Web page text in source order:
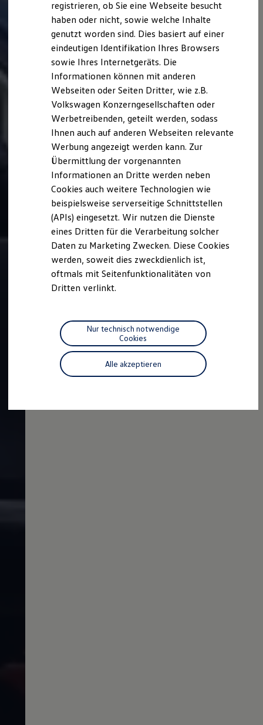
Driving Experience
Volkswagen entdecken
Werkbesichtigung
Lifestyle Shop
T-Roc Kollektion
Golf Kollektion
Volkswagen Kollektion
R-Kollektion
GTI Kollektion
Fußball Drop
we drive football
#wedriveproud
Besitzer und Service
myVolkswagen
Software Updates
Service und Ersatzteile
Inspektion und HU/AU
Reparaturen und Checks
Motorenöl und Flüssigkeiten
Räder und Reifen
Pannen- und Unfallhilfe
Economy Service
Volkswagen Teile
Zubehör
Modellspezifisches Zubehör
Individualisieren
Wallbox und Ladekabel
Digitale Extras
Dienste für Ihr Modell finden
Volkswagen Apps, Login und Shop
Handy und Fahrzeug verbinden
Vorgängermodelle
registrieren, ob Sie eine Webseite besucht
haben oder nicht, sowie welche Inhalte
genutzt worden sind. Dies basiert auf einer
eindeutigen Identifikation Ihres Browsers
sowie Ihres Internetgeräts. Die
Informationen können mit anderen
Webseiten oder Seiten Dritter, wie z.B.
Volkswagen Konzerngesellschaften oder
Werbetreibenden, geteilt werden, sodass
Ihnen auch auf anderen Webseiten relevante
Werbung angezeigt werden kann. Zur
Übermittlung der vorgenannten
Informationen an Dritte werden neben
Cookies auch weitere Technologien wie
beispielsweise serverseitige Schnittstellen
(APIs) eingesetzt. Wir nutzen die Dienste
eines Dritten für die Verarbeitung solcher
Daten zu Marketing Zwecken. Diese Cookies
werden, soweit dies zweckdienlich ist,
oftmals mit Seitenfunktionalitäten von
Dritten verlinkt.
Alle akzeptieren
Nur technisch notwendige
Cookies